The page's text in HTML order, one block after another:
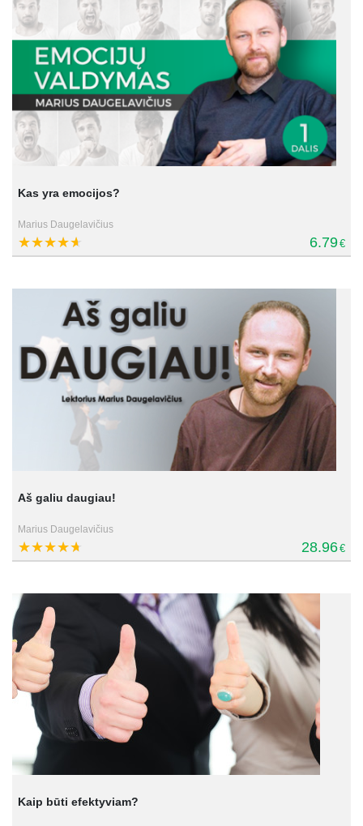
Kas yra emocijos?
Marius Daugelavičius
6.79€
Aš galiu daugiau!
Marius Daugelavičius
28.96€
Kaip būti efektyviam?